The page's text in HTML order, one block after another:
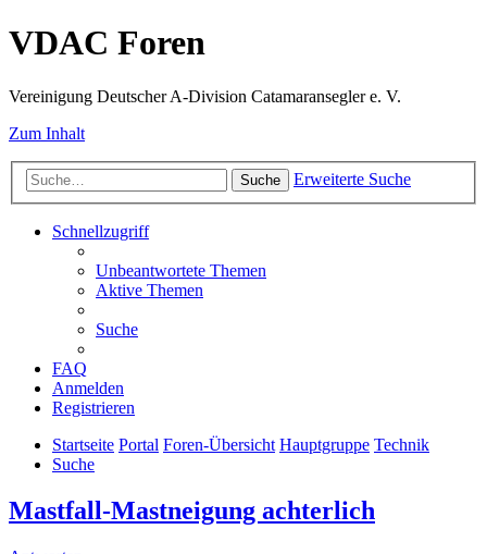
VDAC Foren
Vereinigung Deutscher A-Division Catamaransegler e. V.
Zum Inhalt
Suche Erweiterte Suche
Schnellzugriff
Unbeantwortete Themen
Aktive Themen
Suche
FAQ
Anmelden
Registrieren
Startseite Portal Foren-Übersicht Hauptgruppe Technik
Suche
Mastfall-Mastneigung achterlich